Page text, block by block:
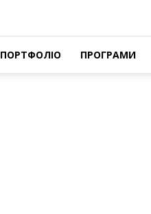
ПОРТФОЛІО ПРОГРАМИ